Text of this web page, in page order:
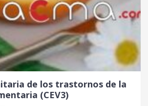
de los trastornos de la
(CEV3)